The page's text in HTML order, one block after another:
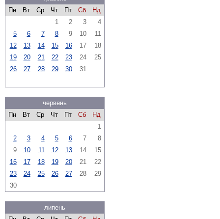
Пн
Вт Ср Чт Пт Сб
Нд
1
2 3
4
5
6 7 8 9 10
11
12
13 14 15 16 17
18
19
20 21 22 23 24
25
26
27 28 29 30 31
червень
Пн
Вт Ср Чт Пт Сб
Нд
1
2
3 4 5 6 7
8
9
10 11 12 13 14
15
16
17 18 19 20 21
22
23
24 25 26 27 28
29
30
липень